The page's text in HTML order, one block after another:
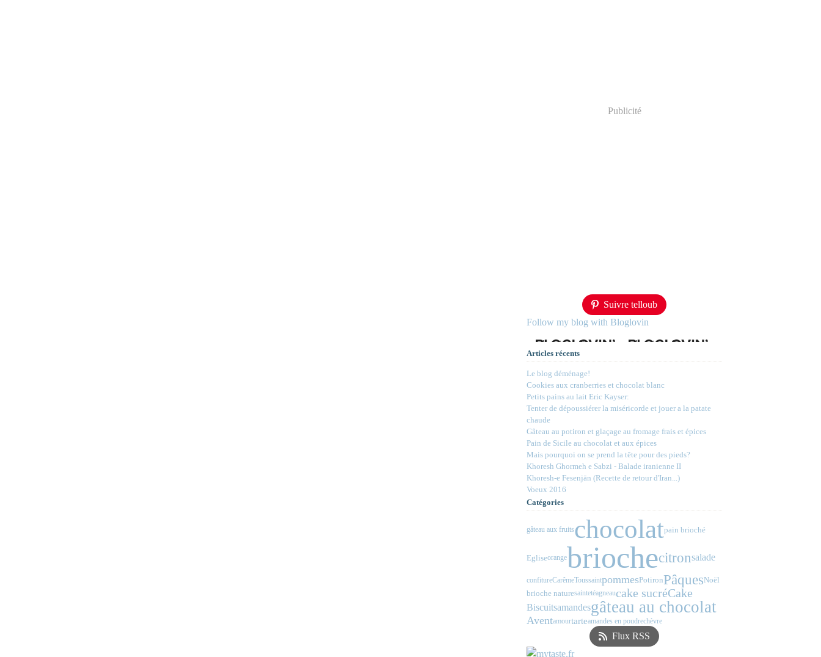
Publicité
Suivre telloub
Follow my blog with Bloglovin
Articles récents
Le blog déménage!
Cookies aux cranberries et chocolat blanc
Petits pains au lait Eric Kayser:
Tenter de dépoussiérer la miséricorde et jouer a la patate
chaude
Gâteau au potiron et glaçage au fromage frais et épices
Pain de Sicile au chocolat et aux épices
Mais pourquoi on se prend la tête pour des pieds?
Khoresh Ghormeh e Sabzi - Balade iranienne II
Khoresh-e Fesenjān (Recette de retour d'Iran...)
Voeux 2016
Catégories
gâteau aux fruitschocolatpain brioché
Egliseorangebriochecitronsalade
confitureCarêmeToussaintpommesPotironPâquesNoël
brioche naturesaintetéagneaucake sucréCake
Biscuitsamandesgâteau au chocolat
Aventamourtarteamandes en poudrechèvre
Flux RSS